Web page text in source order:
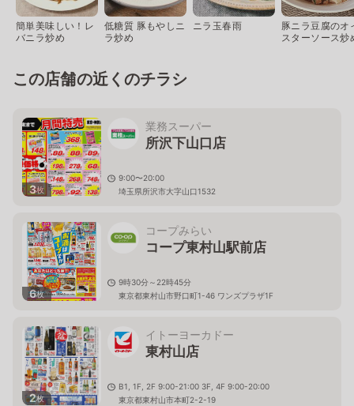
簡単美味しい！レ
バニラ炒め
低糖質 豚もやしニ
ラ炒め
ニラ玉春雨
豚ニラ豆腐のオ
スターソース炒
この店舗の近くのチラシ
3枚
業務スーパー
所沢下山口店
9:00〜20:00
埼玉県所沢市大字山口1532
6枚
コープみらい
コープ東村山駅前店
9時30分～22時45分
東京都東村山市野口町1-46 ワンズプラザ1F
2枚
イトーヨーカドー
東村山店
B1, 1F, 2F 9:00-21:00 3F, 4F 9:00-20:00
東京都東村山市本町2-2-19